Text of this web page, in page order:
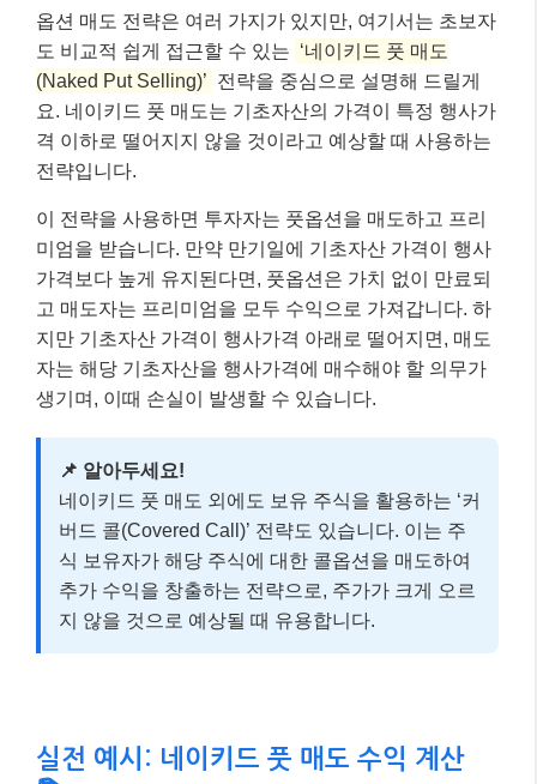
지만 기초자산 가격이 행사가격 아래로 떨어지면, 매도
자는 해당 기초자산을 행사가격에 매수해야 할 의무가
생기며, 이때 손실이 발생할 수 있습니다.
📌 알아두세요!
버드 콜(Covered Call)’ 전략도 있습니다. 이는 주
식 보유자가 해당 주식에 대한 콜옵션을 매도하여
추가 수익을 창출하는 전략으로, 주가가 크게 오르
지 않을 것으로 예상될 때 유용합니다.
📚
이제 구체적인 사례를 통해 네이키드 풋 매도 전략의 수
익 구조를 살펴보겠습니다. 독자 여러분이 실제 상황에
적용할 수 있도록 쉬운 예시를 들어볼게요.
예상: A 주식 가격이 한 달 내에 9,500원 이하로